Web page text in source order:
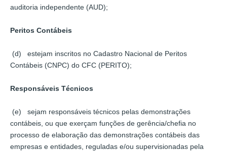
auditoria independente (AUD);
Peritos Contábeis
(d) estejam inscritos no Cadastro Nacional de Peritos
Contábeis (CNPC) do CFC (PERITO);
Responsáveis Técnicos
(e) sejam responsáveis técnicos pelas demonstrações
contábeis, ou que exerçam funções de gerência/chefia no
processo de elaboração das demonstrações contábeis das
empresas e entidades, reguladas e/ou supervisionadas pela